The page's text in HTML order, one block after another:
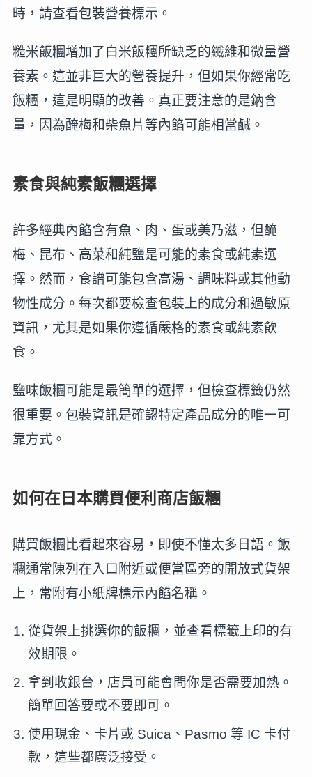
時，請查看包裝營養標示。
糙米飯糰增加了白米飯糰所缺乏的纖維和微量營
養素。這並非巨大的營養提升，但如果你經常吃
飯糰，這是明顯的改善。真正要注意的是鈉含
量，因為醃梅和柴魚片等內餡可能相當鹹。
素食與純素飯糰選擇
許多經典內餡含有魚、肉、蛋或美乃滋，但醃
梅、昆布、高菜和純鹽是可能的素食或純素選
擇。然而，食譜可能包含高湯、調味料或其他動
物性成分。每次都要檢查包裝上的成分和過敏原
資訊，尤其是如果你遵循嚴格的素食或純素飲
食。
鹽味飯糰可能是最簡單的選擇，但檢查標籤仍然
很重要。包裝資訊是確認特定產品成分的唯一可
靠方式。
如何在日本購買便利商店飯糰
購買飯糰比看起來容易，即使不懂太多日語。飯
糰通常陳列在入口附近或便當區旁的開放式貨架
上，常附有小紙牌標示內餡名稱。
從貨架上挑選你的飯糰，並查看標籤上印的有
效期限。
拿到收銀台，店員可能會問你是否需要加熱。
簡單回答要或不要即可。
使用現金、卡片或 Suica、Pasmo 等 IC 卡付
款，這些都廣泛接受。